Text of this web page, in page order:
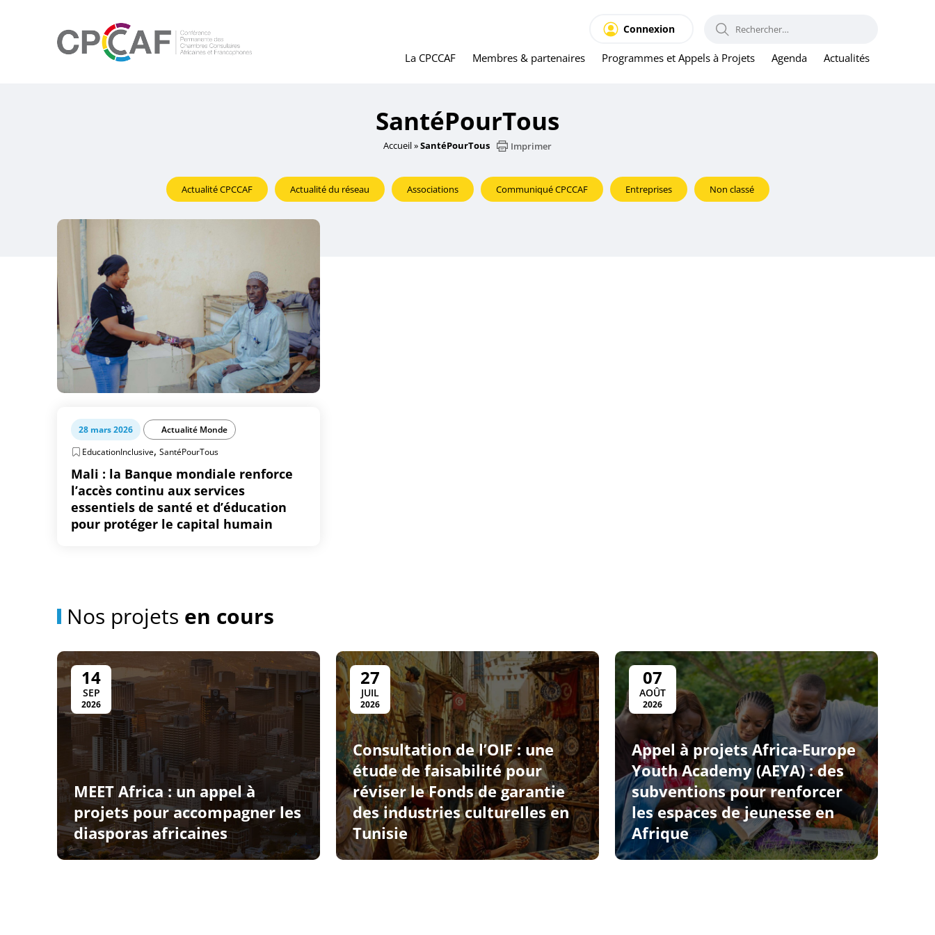
La CPCCAF Membres & partenaires Programmes et Appels à Projets Agenda Actualités
Connexion RECHERCHER :
SantéPourTous
Accueil»SantéPourTous Imprimer
Actualité CPCCAF Actualité du réseau Associations Communiqué CPCCAF Entreprises Non classé
28 mars 2026
Actualité Monde
EducationInclusive, SantéPourTous
Mali : la Banque mondiale renforce
l’accès continu aux services
essentiels de santé et d’éducation
pour protéger le capital humain
Nos projets en cours
14
SEP
2026
MEET Africa : un appel à
projets pour accompagner les
diasporas africaines
27
JUIL
2026
Consultation de l’OIF : une
étude de faisabilité pour
réviser le Fonds de garantie
des industries culturelles en
Tunisie
07
AOÛT
2026
Appel à projets Africa-Europe
Youth Academy (AEYA) : des
subventions pour renforcer
les espaces de jeunesse en
Afrique